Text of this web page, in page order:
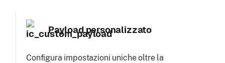
Payload personalizzato
Configura impostazioni uniche oltre la